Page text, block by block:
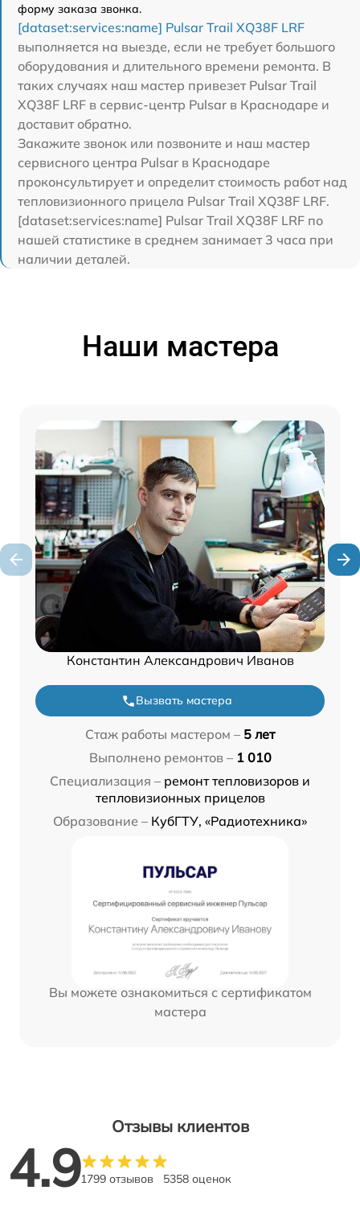
форму заказа звонка.
[dataset:services:name] Pulsar Trail XQ38F LRF
выполняется на выезде, если не требует большого
оборудования и длительного времени ремонта. В
таких случаях наш мастер привезет Pulsar Trail
XQ38F LRF в сервис-центр Pulsar в Краснодаре и
доставит обратно.
Закажите звонок или позвоните и наш мастер
сервисного центра Pulsar в Краснодаре
проконсультирует и определит стоимость работ над
тепловизионного прицела Pulsar Trail XQ38F LRF.
[dataset:services:name] Pulsar Trail XQ38F LRF по
нашей статистике в среднем занимает 3 часа при
наличии деталей.
Наши мастера
Константин Александрович Иванов
Вызвать мастера
Стаж работы мастером – 5 лет
Выполнено ремонтов – 1 010
Специализация – ремонт тепловизоров и
тепловизионных прицелов
Образование – КубГТУ, «Радиотехника»
Вы можете ознакомиться с сертификатом
мастера
Отзывы клиентов
4.91799 отзывов 5358 оценок